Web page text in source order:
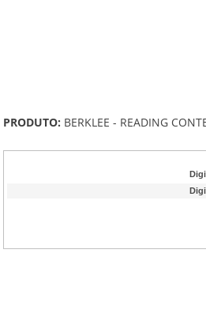
PRODUTO: BERKLEE - READING